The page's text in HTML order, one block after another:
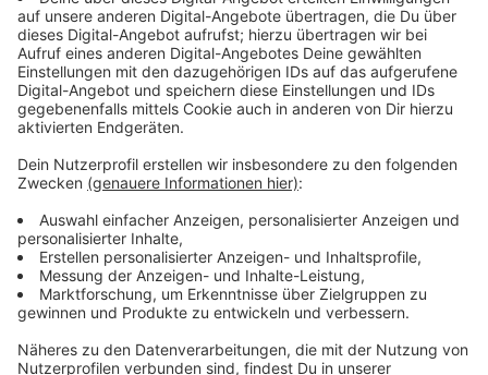
Nach Daten des Statistischen Bundesamtes sind die
Preise für Nahrungsmittel weiterhin hoch. Im
Vorjahresvergleich sind die Lebensmittelpreise (+22,3
Prozent) im März 2023 sogar stärker gestiegen als die
Energiepreise (+3,5 Prozent). Insgesamt liegt die
beim Essen übertrifft damit die allgemeine
Anzeige
Bundeskartellamt